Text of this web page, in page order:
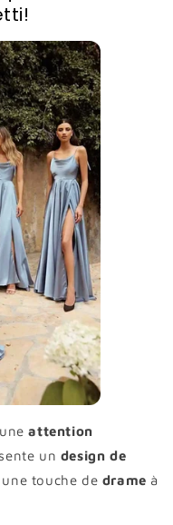
uneattention
un design de
touche de drame à